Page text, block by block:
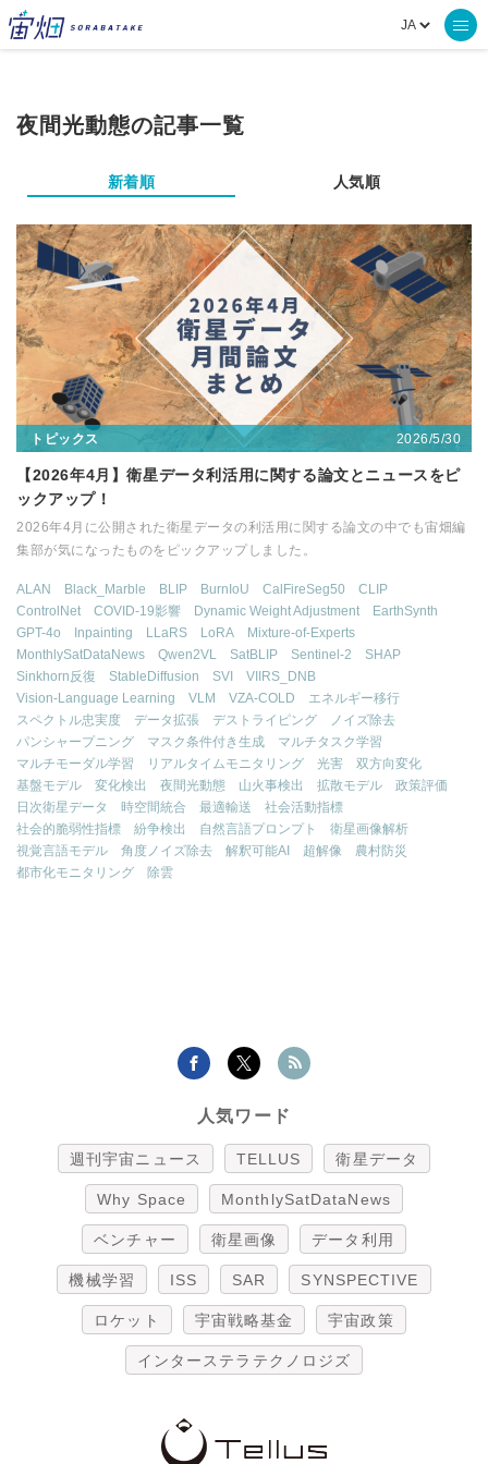
夜間光動態の記事一覧
新着順 人気順
トピックス 2026/5/30
【2026年4月】衛星データ利活用に関する論文とニュースをピ
ックアップ！
2026年4月に公開された衛星データの利活用に関する論文の中でも宙畑編
集部が気になったものをピックアップしました。
ALAN Black_Marble BLIP BurnIoU CalFireSeg50
CLIP
ControlNet
COVID-19影響 Dynamic Weight Adjustment
EarthSynth
GPT-4o
Inpainting LLaRS LoRA
Mixture-of-Experts
MonthlySatDataNews
Qwen2VL SatBLIP Sentinel-2
SHAP
Sinkhorn反復
StableDiffusion SVI
VIIRS_DNB
Vision-Language Learning
VLM VZA-COLD
エネルギー移行
スペクトル忠実度
データ拡張 デストライピング
ノイズ除去
パンシャープニング
マスク条件付き生成
マルチタスク学習
マルチモーダル学習
リアルタイムモニタリング 光害
双方向変化
基盤モデル
変化検出 夜間光動態 山火事検出 拡散モデル
政策評価
日次衛星データ
時空間統合 最適輸送
社会活動指標
社会的脆弱性指標
紛争検出 自然言語プロンプト
衛星画像解析
視覚言語モデル
角度ノイズ除去 解釈可能AI 超解像
農村防災
都市化モニタリング
除雲
人気ワード
週刊宇宙ニュース TELLUS 衛星データ
Why Space MonthlySatDataNews
ベンチャー 衛星画像 データ利用
機械学習 ISS SAR SYNSPECTIVE
ロケット 宇宙戦略基金 宇宙政策
インターステラテクノロジズ